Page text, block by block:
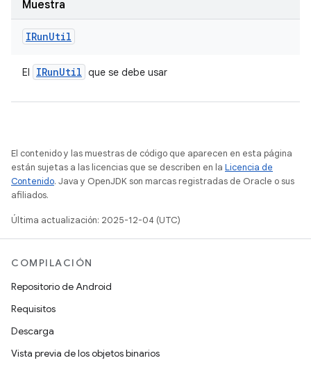
Muestra
IRunUtil
El IRunUtil que se debe usar
El contenido y las muestras de código que aparecen en esta página
están sujetas a las licencias que se describen en la Licencia de
Contenido. Java y OpenJDK son marcas registradas de Oracle o sus
afiliados.
Última actualización: 2025-12-04 (UTC)
COMPILACIÓN
Repositorio de Android
Requisitos
Descarga
Vista previa de los objetos binarios